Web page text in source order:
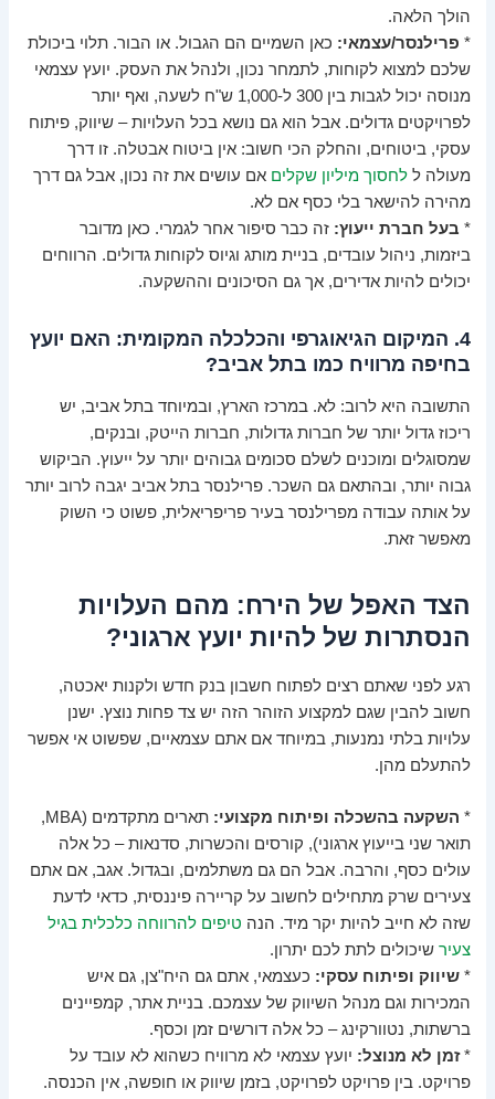
הולך הלאה.
* פרילנסר/עצמאי: כאן השמיים הם הגבול. או הבור. תלוי ביכולת
שלכם למצוא לקוחות, לתמחר נכון, ולנהל את העסק. יועץ עצמאי
מנוסה יכול לגבות בין 300 ל-1,000 ש"ח לשעה, ואף יותר
לפרויקטים גדולים. אבל הוא גם נושא בכל העלויות – שיווק, פיתוח
עסקי, ביטוחים, והחלק הכי חשוב: אין ביטוח אבטלה. זו דרך
מעולה ללחסוך מיליון שקלים אם עושים את זה נכון, אבל גם דרך
מהירה להישאר בלי כסף אם לא.
* בעל חברת ייעוץ: זה כבר סיפור אחר לגמרי. כאן מדובר
ביזמות, ניהול עובדים, בניית מותג וגיוס לקוחות גדולים. הרווחים
יכולים להיות אדירים, אך גם הסיכונים וההשקעה.
4. המיקום הגיאוגרפי והכלכלה המקומית: האם יועץ
בחיפה מרוויח כמו בתל אביב?
התשובה היא לרוב: לא. במרכז הארץ, ובמיוחד בתל אביב, יש
ריכוז גדול יותר של חברות גדולות, חברות הייטק, ובנקים,
שמסוגלים ומוכנים לשלם סכומים גבוהים יותר על ייעוץ. הביקוש
גבוה יותר, ובהתאם גם השכר. פרילנסר בתל אביב יגבה לרוב יותר
על אותה עבודה מפרילנסר בעיר פריפריאלית, פשוט כי השוק
מאפשר זאת.
הצד האפל של הירח: מהם העלויות
הנסתרות של להיות יועץ ארגוני?
רגע לפני שאתם רצים לפתוח חשבון בנק חדש ולקנות יאכטה,
חשוב להבין שגם למקצוע הזוהר הזה יש צד פחות נוצץ. ישנן
עלויות בלתי נמנעות, במיוחד אם אתם עצמאיים, שפשוט אי אפשר
להתעלם מהן.
* השקעה בהשכלה ופיתוח מקצועי:
תארים מתקדמים (MBA,
תואר שני בייעוץ ארגוני), קורסים והכשרות, סדנאות – כל אלה
עולים כסף, והרבה. אבל הם גם משתלמים, ובגדול. אגב, אם אתם
צעירים שרק מתחילים לחשוב על קריירה פיננסית, כדאי לדעת
שזה לא חייב להיות יקר מיד. הנה טיפים להרווחה כלכלית בגיל
צעיר שיכולים לתת לכם יתרון.
*שיווק ופיתוח עסקי: כעצמאי, אתם גם היח"צן, גם איש
המכירות וגם מנהל השיווק של עצמכם. בניית אתר, קמפיינים
ברשתות, נטוורקינג – כל אלה דורשים זמן וכסף.
*זמן לא מנוצל: יועץ עצמאי לא מרוויח כשהוא לא עובד על
פרויקט. בין פרויקט לפרויקט, בזמן שיווק או חופשה, אין הכנסה.